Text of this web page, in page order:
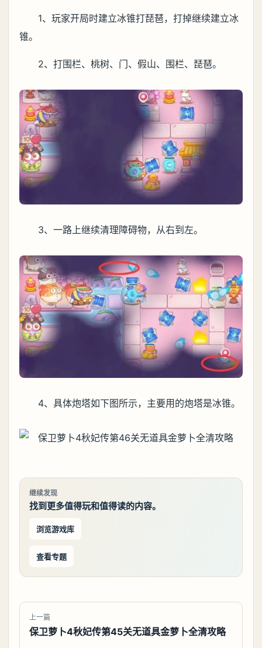
1、玩家开局时建立冰锥打琵琶，打掉继续建立冰
锥。
2、打围栏、桃树、门、假山、围栏、琵琶。
3、一路上继续清理障碍物，从右到左。
4、具体炮塔如下图所示，主要用的炮塔是冰锥。
继续发现
找到更多值得玩和值得读的内容。
浏览游戏库
查看专题
上一篇
保卫萝卜4秋妃传第45关无道具金萝卜全清攻略